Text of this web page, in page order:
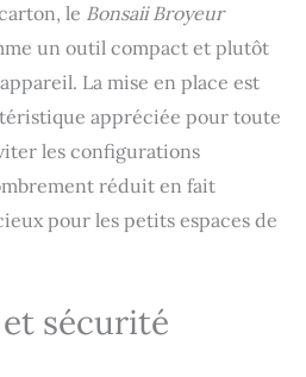
détruire jusqu'à 6 feuilles
de papier d'imprimante
de 70-80g à la fois, et
peut également détruire
les cartes de crédit (en
feuilles simples, mais pas
métal), les agrafes et les
petites trombones Le
lampe rouge s'allume.
le Bonsaii Broyeur
un outil compact et plutôt
La mise en place est
appréciée pour toute
les configurations
réduit en fait
pour les petits espaces de
sécurité